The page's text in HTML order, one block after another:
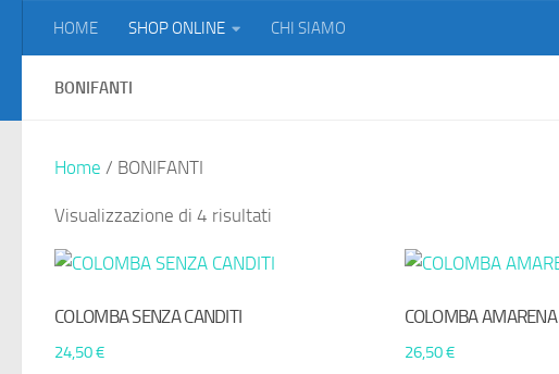
Salta al contenuto
HOME SHOP ONLINE CHI SIAMO
BONIFANTI
Home / BONIFANTI
Visualizzazione di 4 risultati
COLOMBA SENZA CANDITI
24,50€
COLOMBA AMARENA
26,50€